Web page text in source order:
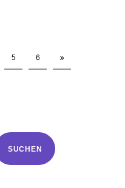
5 6
SUCHEN